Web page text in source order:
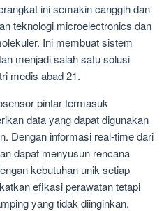
ini semakin canggih dan
teknologi microelectronics dan
Ini membuat sistem
menjadi salah satu solusi
medis abad 21.
pintar termasuk
data yang dapat digunakan
Dengan informasi real-time dari
dapat menyusun rencana
kebutuhan unik setiap
efikasi perawatan tetapi
yang tidak diinginkan.